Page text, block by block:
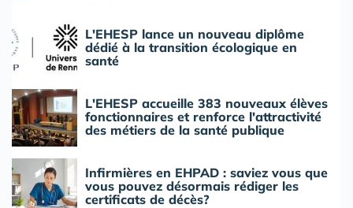
L'EHESP lance un nouveau diplôme
dédié à la transition écologique en
santé
L'EHESP accueille 383 nouveaux élèves
fonctionnaires et renforce l'attractivité
des métiers de la santé publique
Infirmières en EHPAD : saviez vous que
vous pouvez désormais rédiger les
certificats de décès?